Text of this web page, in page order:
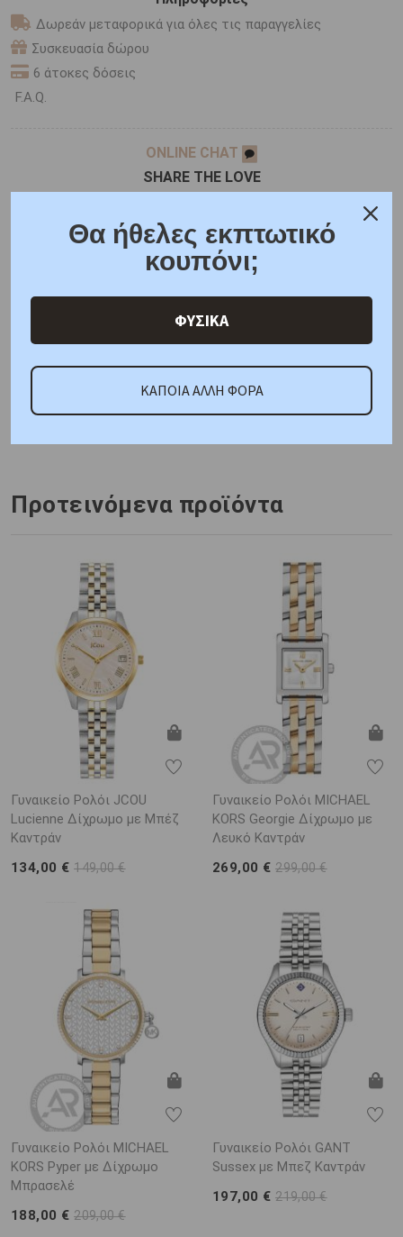
Δωρεάν μεταφορικά για όλες τις παραγγελίες
Συσκευασία δώρου
6 άτοκες δόσεις
F.A.Q.
ONLINE CHAT
SHARE THE LOVE
Χαρακτηριστικά Χαρακτηριστικά Ρολογιών
Γιατί εμάς Ρωτήστε μας Κριτικές
ΚΑΤΟΠΙΝ ΠΑΡΑΓΓΕΛΙΑΣ
Κωδικός Προμηθευτή:
Προτεινόμενα προϊόντα
Γυναικείο Ρολόι JCOU
Lucienne Δίχρωμο με Μπέζ
Καντράν
134,00 €149,00 €
Γυναικείο Ρολόι MICHAEL
KORS Georgie Δίχρωμο με
Λευκό Καντράν
269,00 €299,00 €
Γυναικείο Ρολόι MICHAEL
KORS Pyper με Δίχρωμο
Μπρασελέ
188,00 €209,00 €
Γυναικείο Ρολόι GANT
Sussex με Μπεζ Καντράν
197,00 €219,00 €
Θα ήθελες εκπτωτικό
κουπόνι;
ΦΥΣΙΚΑ
ΚΑΠΟΙΑ ΑΛΛΗ ΦΟΡΑ